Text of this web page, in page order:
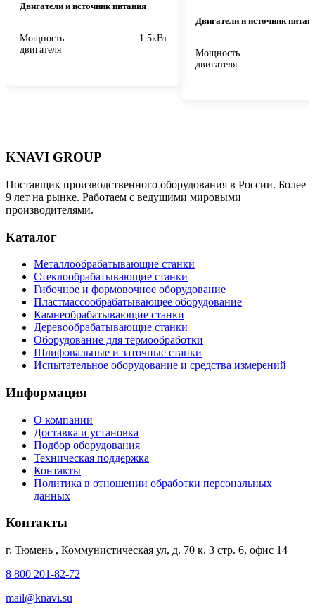
Двигатели и источник питания
Мощность
двигателя
1.5кВт
Двигатели и источник
Мощность
двигателя
KNAVI GROUP
Поставщик производственного оборудования в России. Более
9 лет на рынке. Работаем с ведущими мировыми
производителями.
Каталог
Металлообрабатывающие станки
Стеклообрабатывающие станки
Гибочное и формовочное оборудование
Пластмассообрабатывающее оборудование
Камнеобрабатывающие станки
Деревообрабатывающие станки
Оборудование для термообработки
Шлифовальные и заточные станки
Испытательное оборудование и средства измерений
Информация
О компании
Доставка и установка
Подбор оборудования
Техническая поддержка
Контакты
Политика в отношении обработки персональных
данных
Контакты
г. Тюмень , Коммунистическая ул, д. 70 к. 3 стр. 6, офис 14
8 800 201-82-72
mail@knavi.su